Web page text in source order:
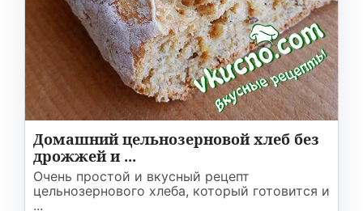
Домашний цельнозерновой хлеб без
дрожжей и ...
Очень простой и вкусный рецепт
цельнозернового хлеба, который готовится и
...